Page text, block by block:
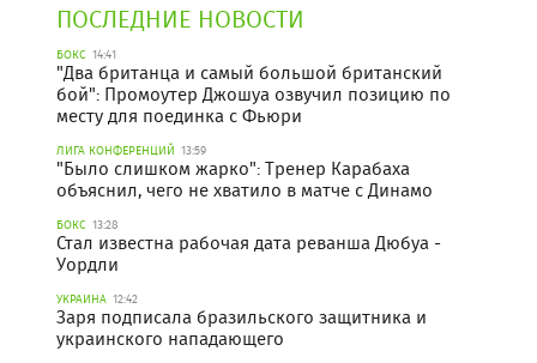
ПОСЛЕДНИЕ НОВОСТИ
БОКС 14:41
"Два британца и самый большой британский
бой": Промоутер Джошуа озвучил позицию по
месту для поединка с Фьюри
ЛИГА КОНФЕРЕНЦИЙ 13:59
"Было слишком жарко": Тренер Карабаха
объяснил, чего не хватило в матче с Динамо
БОКС 13:28
Стал известна рабочая дата реванша Дюбуа -
Уордли
УКРАИНА 12:42
Заря подписала бразильского защитника и
украинского нападающего